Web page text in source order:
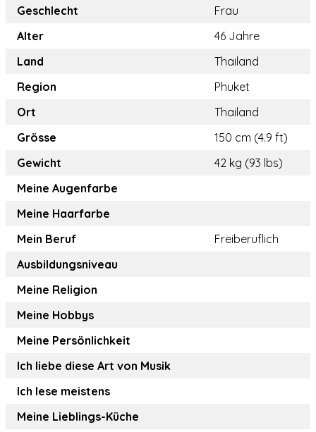
Geschlecht
Frau
Alter
46 Jahre
Land
Thailand
Region
Phuket
Ort
Thailand
Grösse
150 cm (4.9 ft)
Gewicht
42 kg (93 lbs)
Meine Augenfarbe
Meine Haarfarbe
Mein Beruf
Freiberuflich
Ausbildungsniveau
Meine Religion
Meine Hobbys
Meine Persönlichkeit
Ich liebe diese Art von Musik
Ich lese meistens
Meine Lieblings-Küche